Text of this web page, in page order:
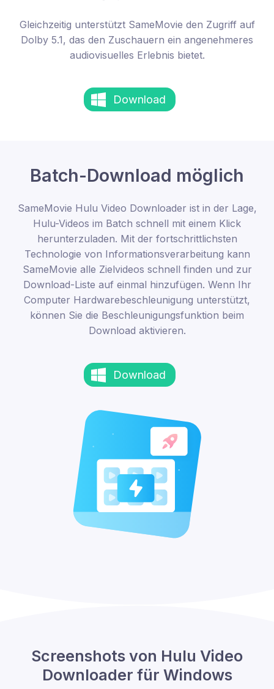
Gleichzeitig unterstützt SameMovie den Zugriff auf
Dolby 5.1, das den Zuschauern ein angenehmeres
audiovisuelles Erlebnis bietet.
Download
Batch-Download möglich
SameMovie Hulu Video Downloader ist in der Lage,
Hulu-Videos im Batch schnell mit einem Klick
herunterzuladen. Mit der fortschrittlichsten
Technologie von Informationsverarbeitung kann
SameMovie alle Zielvideos schnell finden und zur
Download-Liste auf einmal hinzufügen. Wenn Ihr
Computer Hardwarebeschleunigung unterstützt,
können Sie die Beschleunigungsfunktion beim
Download aktivieren.
Download
Screenshots von Hulu Video
Downloader für Windows